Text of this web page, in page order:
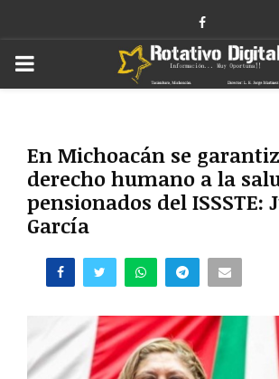
Facebook
PRIMARY
En Michoacán se
derecho humano a la
pensionados del ISSSTE:
García